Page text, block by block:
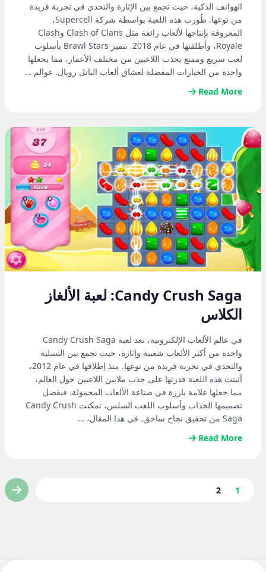
الهواتف الذكية، حيث تجمع بين الإثارة والتحدي في تجربة فريدة
من نوعها. طُورت هذه اللعبة بواسطة شركة Supercell،
المعروفة بإنتاجها لألعاب رائعة مثل Clash of Clans وClash
Royale، وأطلقتها في عام 2018. تتميز Brawl Stars بأسلوب
لعب سريع وممتع يجذب اللاعبين من مختلف الأعمار، مما يجعلها
واحدة من الخيارات المفضلة لعشاق ألعاب الباتل رويال. عوالم …
Read More
Candy Crush Saga: لعبة الألغاز
الكلاس
في عالم الألعاب الإلكترونية، تعد لعبة Candy Crush Saga
واحدة من أكثر الألعاب شعبية وإثارة، حيث تجمع بين التسلية
والتحدي في تجربة فريدة من نوعها. منذ إطلاقها في عام 2012،
أثبتت هذه اللعبة قدرتها على جذب ملايين اللاعبين حول العالم،
مما جعلها علامة بارزة في صناعة الألعاب المحمولة. فبفضل
تصميمها الجذاب وأسلوب اللعب السلس، تمكنت Candy Crush
Saga من تحقيق نجاح ساحق. في هذا المقال، …
Read More
1
2